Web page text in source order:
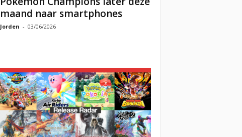
maand naar smartphones
Jorden - 03/06/2026